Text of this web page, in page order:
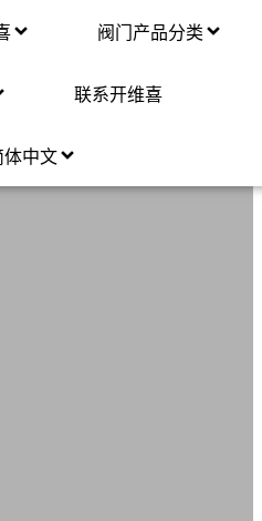
阀门产品分类
联系开维喜
体中文
维喜
）